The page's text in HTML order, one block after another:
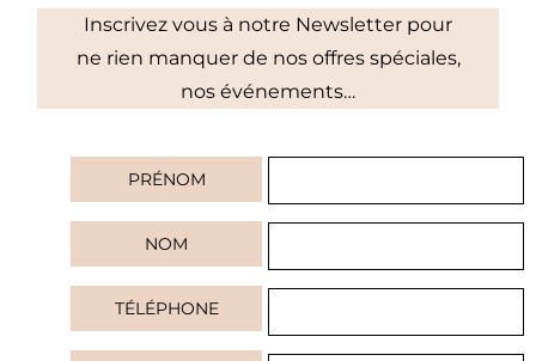
Inscrivez vous à notre Newsletter pour
ne rien manquer de nos offres spéciales,
nos événements…
PRÉNOM
NOM
TÉLÉPHONE